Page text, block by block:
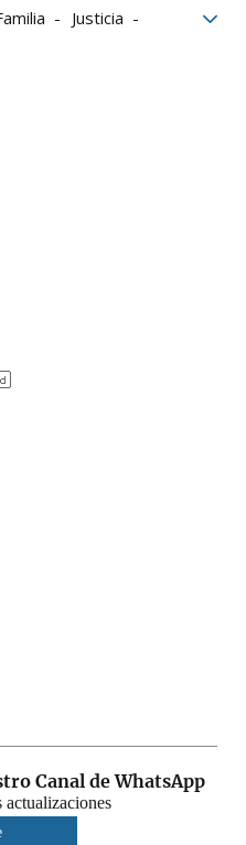
Justicia
Canal de WhatsApp
actualizaciones